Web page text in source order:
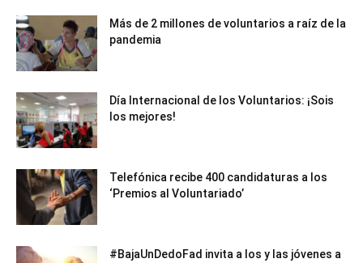
Más de 2 millones de voluntarios a raíz de la
pandemia
Día Internacional de los Voluntarios: ¡Sois
los mejores!
Telefónica recibe 400 candidaturas a los
‘Premios al Voluntariado’
#BajaUnDedoFad invita a los y las jóvenes a